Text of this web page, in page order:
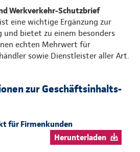
Werkverkehr-Schutzbrief
eine wichtige Ergänzung zur
und bietet zu einem besonders
echten Mehrwert für
sowie Dienstleister aller Art.
zur Geschäftsinhalts-
für Firmenkunden
Herunterladen